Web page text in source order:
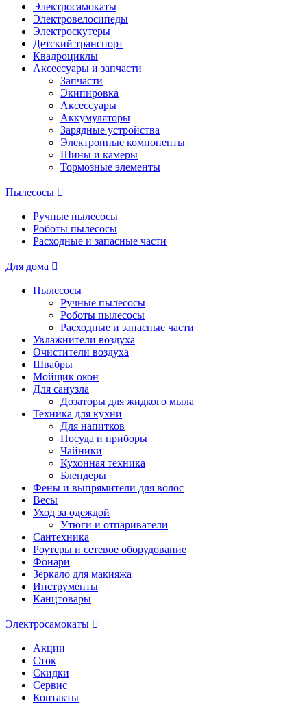
Электросамокаты
Электровелосипеды
Электроскутеры
Детский транспорт
Квадроциклы
Аксессуары и запчасти
Запчасти
Экипировка
Аксессуары
Аккумуляторы
Зарядные устройства
Электронные компоненты
Шины и камеры
Тормозные элементы
Пылесосы
Ручные пылесосы
Роботы пылесосы
Расходные и запасные части
Для дома
Пылесосы
Ручные пылесосы
Роботы пылесосы
Расходные и запасные части
Увлажнители воздуха
Очистители воздуха
Швабры
Мойщик окон
Для санузла
Дозаторы для жидкого мыла
Техника для кухни
Для напитков
Посуда и приборы
Чайники
Кухонная техника
Блендеры
Фены и выпрямители для волос
Весы
Уход за одеждой
Утюги и отпариватели
Сантехника
Роутеры и сетевое оборудование
Фонари
Зеркало для макияжа
Инструменты
Канцтовары
Электросамокаты
Акции
Сток
Скидки
Сервис
Контакты